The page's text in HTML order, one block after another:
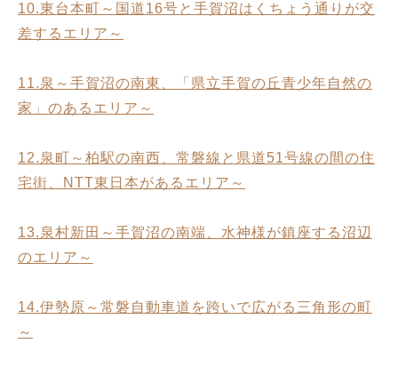
10.東台本町～国道16号と手賀沼はくちょう通りが交
差するエリア～
11.泉～手賀沼の南東、「県立手賀の丘青少年自然の
家」のあるエリア～
12.泉町～柏駅の南西、常磐線と県道51号線の間の住
宅街、NTT東日本があるエリア～
13.泉村新田～手賀沼の南端、水神様が鎮座する沼辺
のエリア～
14.伊勢原～常磐自動車道を跨いで広がる三角形の町
～